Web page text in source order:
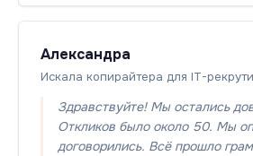
Александра
Искала копирайтера для IT-
Здравствуйте! Мы остались
Откликов было около 50. Мы
договорились. Всё прошло